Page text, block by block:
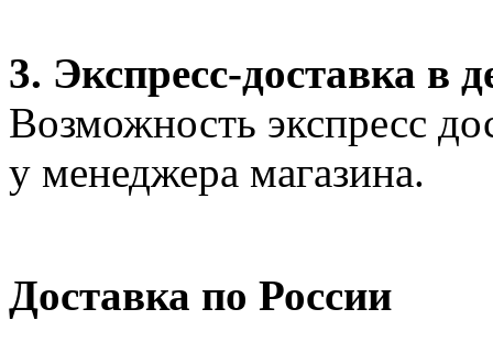
3. Экспресс-доставка в
Возможность экспресс
у менеджера магазина.
Доставка по России